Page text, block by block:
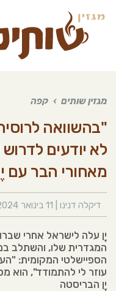
מגזין שותים › קפה
"בהשוואה
לא יודעים
מאחורי הבר עם
דיקלה דנינו 11 בינואר 2024
יֶן עלה לישראל אחרי
המגדרית שלו, והשתלב
הספיישלטי המקומית:
עוזר לי להתמודד", הוא
יֶן הבריסטה